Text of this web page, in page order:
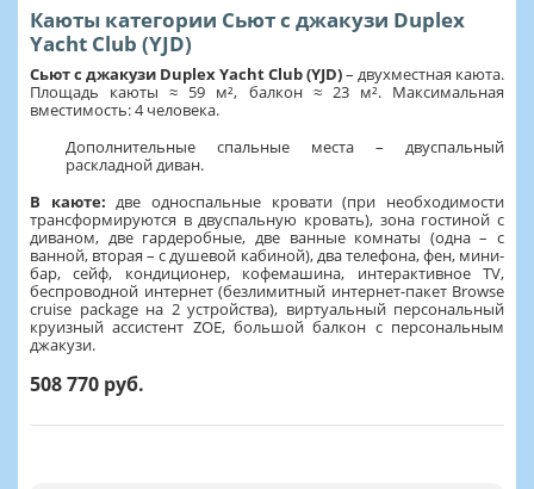
Каюты категории Сьют с джакузи Duplex
Yacht Club (YJD)
Сьют с джакузи Duplex Yacht Club (YJD)– двухместная каюта.
Площадь каюты ≈ 59 м², балкон ≈ 23 м². Максимальная
вместимость: 4 человека.
Дополнительные спальные места – двуспальный
раскладной диван.
В каюте: две односпальные кровати (при необходимости
трансформируются в двуспальную кровать), зона гостиной с
диваном, две гардеробные, две ванные комнаты (одна – с
ванной, вторая – с душевой кабиной), два телефона, фен, мини-
бар, сейф, кондиционер, кофемашина, интерактивное TV,
беспроводной интернет (безлимитный интернет-пакет Browse
cruise package на 2 устройства), виртуальный персональный
круизный ассистент ZOE, большой балкон с персональным
джакузи.
508 770 руб.